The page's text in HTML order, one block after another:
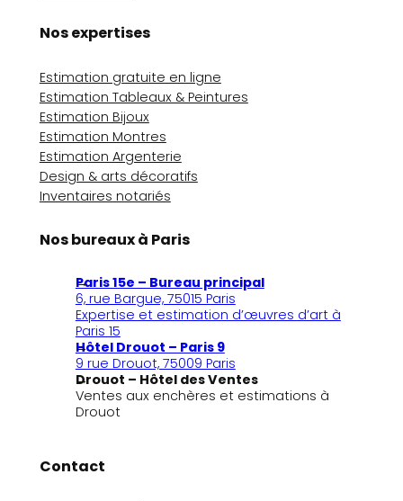
Nos expertises
Estimation gratuite en ligne
Estimation Tableaux & Peintures
Estimation Bijoux
Estimation Montres
Estimation Argenterie
Design & arts décoratifs
Inventaires notariés
Nos bureaux à Paris
Paris 15e – Bureau principal
6, rue Bargue, 75015 Paris
Expertise et estimation d’œuvres d’art à
Paris 15
Hôtel Drouot – Paris 9
9 rue Drouot, 75009 Paris
Drouot – Hôtel des Ventes
Ventes aux enchères et estimations à
Drouot
Contact